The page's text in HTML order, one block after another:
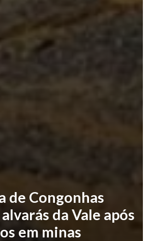
de Congonhas
da Vale após
em minas